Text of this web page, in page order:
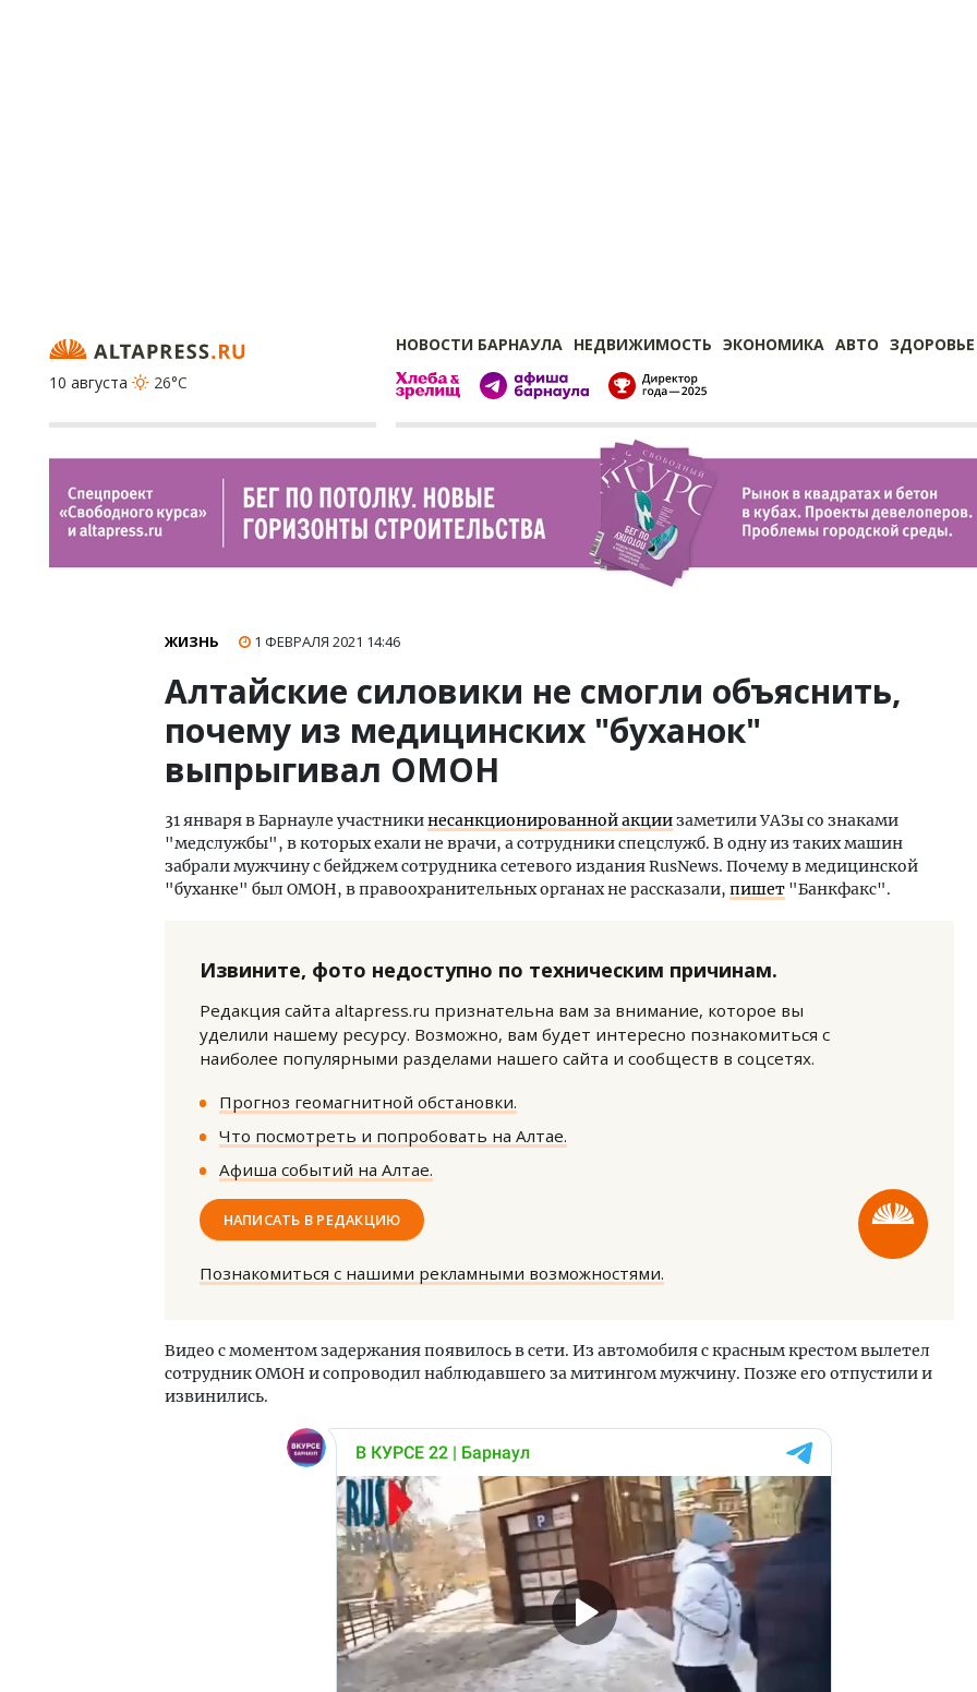
НОВОСТИ БАРНАУЛА НЕДВИЖИМОСТЬ ЭКОНОМИКА АВТО ЗДОРОВЬЕ
10 августа
26°C
ЖИЗНЬ 1 ФЕВРАЛЯ 2021 14:46
Алтайские силовики не смогли объяснить,
почему из медицинских "буханок"
выпрыгивал ОМОН
31 января в Барнауле участникинесанкционированной акциизаметили УАЗы со знаками
"медслужбы", в которых ехали не врачи, а сотрудники спецслужб. В одну из таких машин
забрали мужчину с бейджем сотрудника сетевого издания RusNews. Почему в медицинской
"буханке" был ОМОН, в правоохранительных органах не рассказали, пишет "Банкфакс".
Извините, фото недоступно по техническим причинам.
Редакция сайта altapress.ru признательна вам за внимание, которое вы
уделили нашему ресурсу. Возможно, вам будет интересно познакомиться с
наиболее популярными разделами нашего сайта и сообществ в соцсетях.
Прогноз геомагнитной обстановки.
Что посмотреть и попробовать на Алтае.
Афиша событий на Алтае.
НАПИСАТЬ В РЕДАКЦИЮ
Познакомиться с нашими рекламными возможностями.
Видео с моментом задержания появилось в сети. Из автомобиля с красным крестом вылетел
сотрудник ОМОН и сопроводил наблюдавшего за митингом мужчину. Позже его отпустили и
извинились.
качество до того, как
СТРОИТЕЛЬСТВО